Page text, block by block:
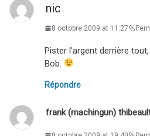
nic
8 octobre 2009 at 11:27
Pister l’argent derrière
Bob.
Répondre
frank (machingun)